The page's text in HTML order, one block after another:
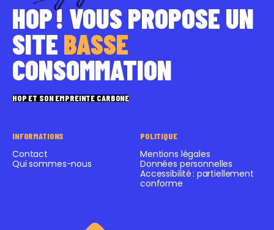
HOP ! VOUS PROPOSE UN
SITE BASSE
CONSOMMATION
HOP ET SON EMPREINTE CARBONE
INFORMATIONS
Contact
Qui sommes-nous
POLITIQUE
Mentions légales
Données personnelles
Accessibilité : partiellement
conforme